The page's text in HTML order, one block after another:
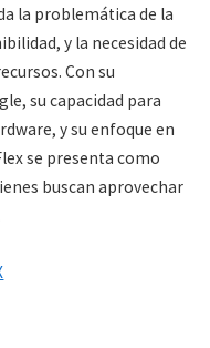
la problemática de la
y la necesidad de
Con su
su capacidad para
y su enfoque en
se presenta como
buscan aprovechar